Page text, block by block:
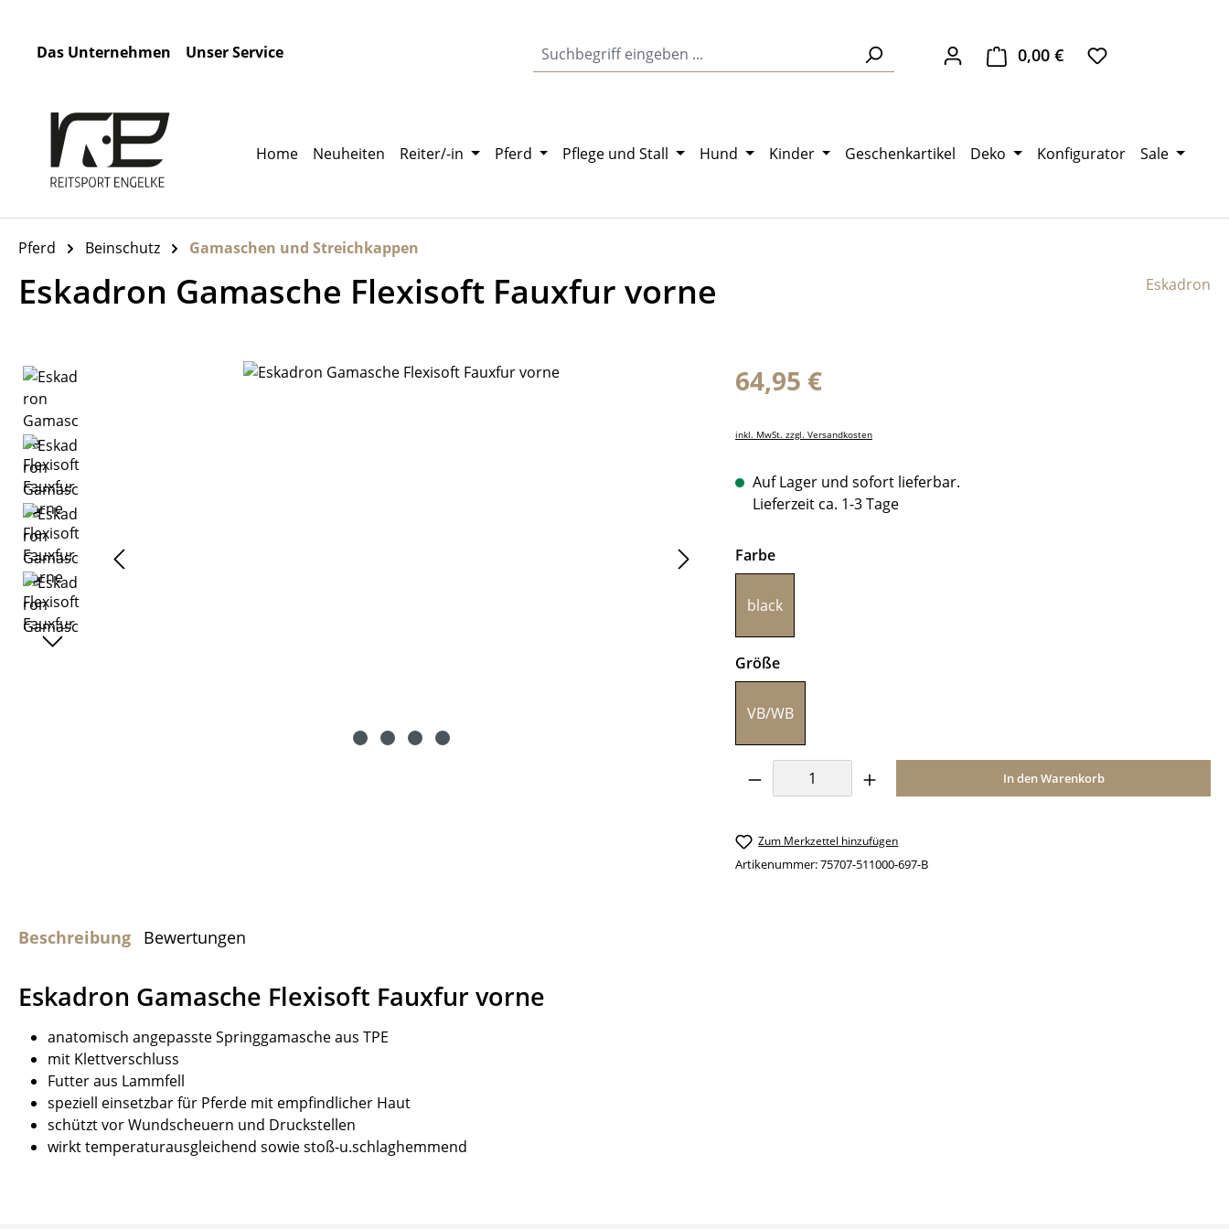
Das Unternehmen
Unser Service 0,00 €Warenkorb enthält 0
Home Neuheiten Reiter/-in Pferd Pflege und Stall Hund Kinder Geschenkartikel Deko Konfigurator Sale
Pferd Beinschutz Gamaschen und Streichkappen
Eskadron Gamasche Flexisoft Fauxfur vorne Eskadron
Bildergalerie überspringen Regulärer Preis:
64,95 €
inkl. MwSt. zzgl. Versandkosten
Auf Lager und sofort lieferbar.
Lieferzeit ca. 1-3 Tage
Farbeauswählen
black
Größeauswählen
VB/WB
Produkt Anzahl: Gib den gewünschten Wert
In den Warenkorb
Zum Merkzettel hinzufügen
Artikenummer:75707-511000-697-B
Beschreibung Bewertungen
Eskadron Gamasche Flexisoft Fauxfur vorne
anatomisch angepasste Springgamasche aus TPE
mit Klettverschluss
Futter aus Lammfell
speziell einsetzbar für Pferde mit empfindlicher Haut
schützt vor Wundscheuern und Druckstellen
wirkt temperaturausgleichend sowie stoß-u.schlaghemmend